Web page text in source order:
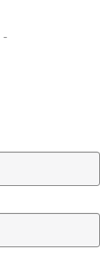
-